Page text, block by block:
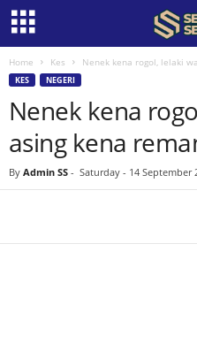
Home Kes Nenek kena rogol, lelaki
KES NEGERI
Nenek kena
asing kena
By Admin SS - Saturday - 14 September